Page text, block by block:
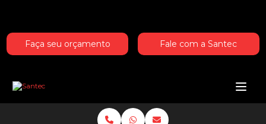
Faça seu orçamento Fale com a Santec